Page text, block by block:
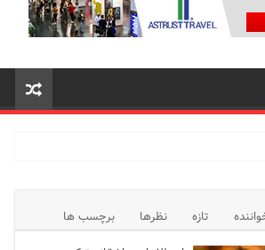
تازه نظرها
برچسب ها